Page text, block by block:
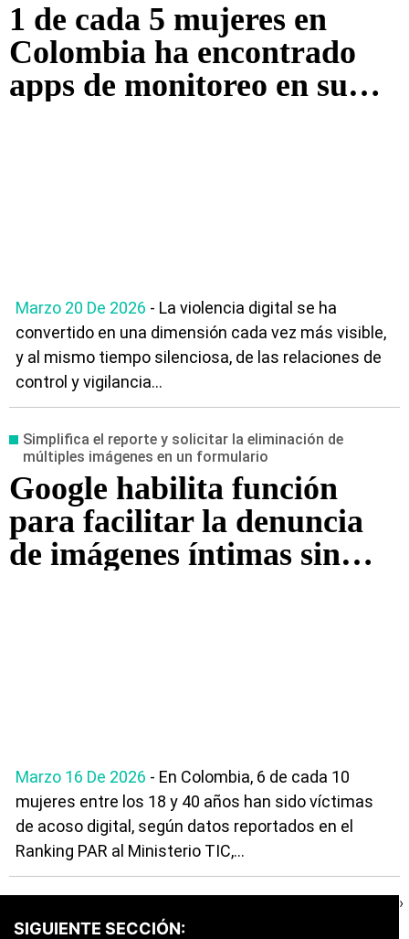
1 de cada 5 mujeres en
Colombia ha encontrado
apps de monitoreo en su
Marzo 20 De 2026 - La violencia digital se ha
convertido en una dimensión cada vez más visible,
y al mismo tiempo silenciosa, de las relaciones de
control y vigilancia...
Simplifica el reporte y solicitar la eliminación de
múltiples imágenes en un formulario
Google habilita función
para facilitar la denuncia
de imágenes íntimas sin
Marzo 16 De 2026 - En Colombia, 6 de cada 10
mujeres entre los 18 y 40 años han sido víctimas
de acoso digital, según datos reportados en el
Ranking PAR al Ministerio TIC,...
SIGUIENTE SECCIÓN:
›